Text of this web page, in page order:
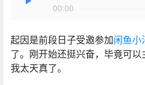
00:00
起因是前段日子受邀参加闲鱼小
了。刚开始还挺兴奋，毕竟可
我太天真了。